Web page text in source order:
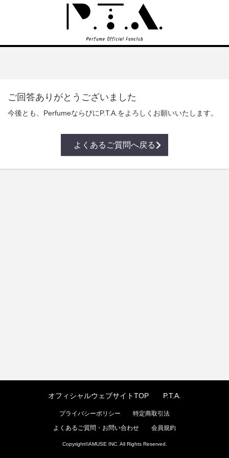
ご回答ありがとうございました
今後とも、PerfumeならびにP.T.A.をよろしくお願いいたします。
よくあるご質問へ戻る
オフィシャルウェブサイトTOP P.T.A.
プライバシーポリシー
特定商取引法
よくあるご質問・お問い合わせ
会員規約
Copyright©AMUSE INC. All Rights Reserved.